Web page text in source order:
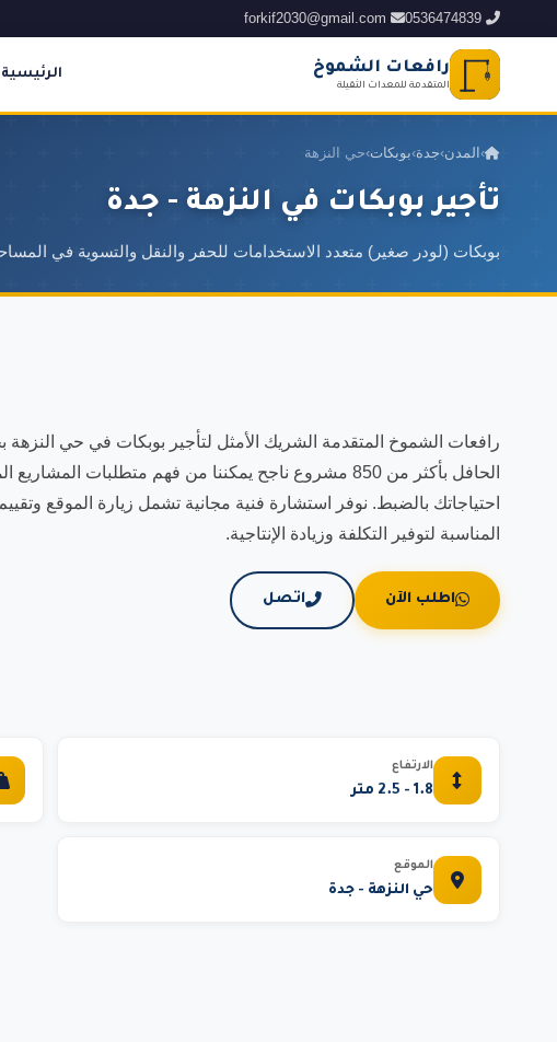
0536474839
forkif2030@gmail.com
رافعات الشموخ
المتقدمة للمعدات الثقيلة
الرئيسية
› المدن›جدة›بوبكات›حي النزهة
تأجير بوبكات في النزهة - جدة
بوبكات (لودر صغير) متعدد الاستخدامات للحفر والنقل والتسوية في
رافعات الشموخ المتقدمة الشريك الأمثل لتأجير بوبكات في حي النزهة
الحافل بأكثر من 850 مشروع ناجح يمكننا من فهم متطلبات
احتياجاتك بالضبط. نوفر استشارة فنية مجانية تشمل زيارة الموقع
المناسبة لتوفير التكلفة وزيادة الإنتاجية.
اطلب الآن اتصل
الارتفاع
1.8 - 2.5 متر
الموقع
حي النزهة - جدة